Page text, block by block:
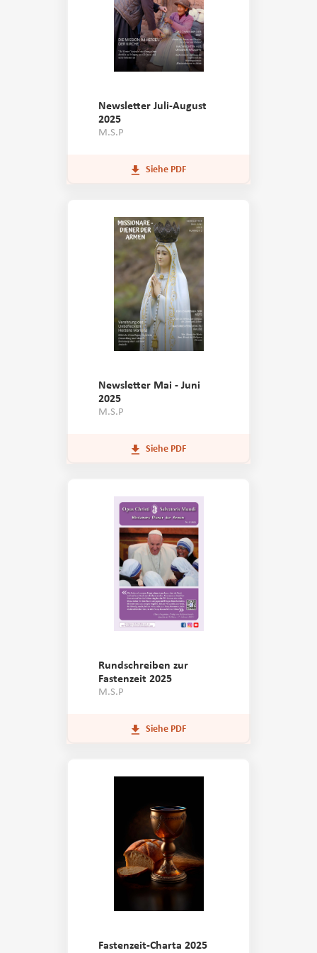
Newsletter Juli-August
2025
M.S.P
Siehe PDF
Newsletter Mai - Juni
2025
M.S.P
Siehe PDF
Rundschreiben zur
Fastenzeit 2025
M.S.P
Siehe PDF
Fastenzeit-Charta 2025